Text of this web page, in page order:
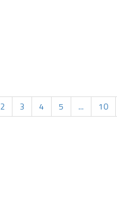
2 3 4 5 ... 10